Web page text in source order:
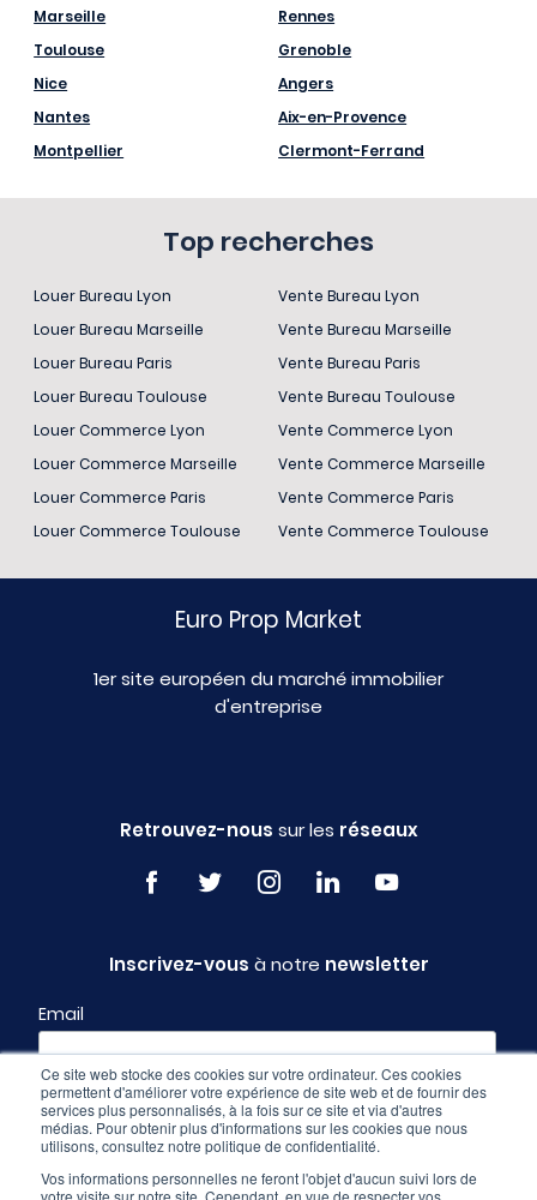
Ce site web stocke des cookies sur votre ordinateur. Ces cookies
permettent d'améliorer votre expérience de site web et de fournir des
services plus personnalisés, à la fois sur ce site et via d'autres
médias. Pour obtenir plus d'informations sur les cookies que nous
utilisons, consultez notre politique de confidentialité.
Vos informations personnelles ne feront l'objet d'aucun suivi lors de
votre visite sur notre site. Cependant, en vue de respecter vos
Marseille
Toulouse
Nice
Nantes
Montpellier
Rennes
Grenoble
Angers
Aix-en-Provence
Clermont-Ferrand
Top recherches
Louer Bureau Lyon
Louer Bureau Marseille
Louer Bureau Paris
Louer Bureau Toulouse
Louer Commerce Lyon
Louer Commerce Marseille
Louer Commerce Paris
Louer Commerce Toulouse
Vente Bureau Lyon
Vente Bureau Marseille
Vente Bureau Paris
Vente Bureau Toulouse
Vente Commerce Lyon
Vente Commerce Marseille
Vente Commerce Paris
Vente Commerce Toulouse
Euro Prop Market
1er site européen du marché immobilier
d'entreprise
Retrouvez-nous sur les réseaux
Inscrivez-vous à notre newsletter
Email
Profil